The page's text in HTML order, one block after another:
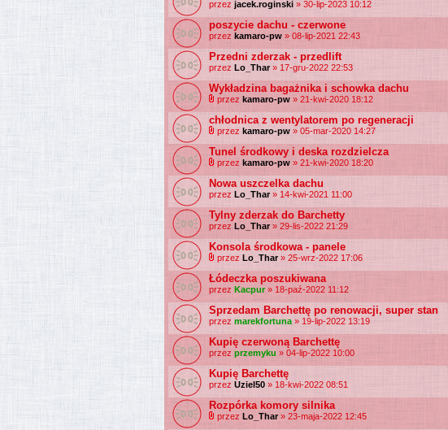
przez jacek.roginski » 30-lip-2023 10:12
poszycie dachu - czerwone
przez kamaro-pw » 08-lip-2021 22:43
Przedni zderzak - przedlift
przez Lo_Thar» 17-gru-2022 22:53
Wykładzina bagażnika i schowka dachu
przez kamaro-pw » 21-kwi-2020 18:12
chłodnica z wentylatorem po regeneracji
przez kamaro-pw » 05-mar-2020 14:27
Tunel środkowy i deska rozdzielcza
przez kamaro-pw » 21-kwi-2020 18:20
Nowa uszczelka dachu
przez Lo_Thar» 14-kwi-2021 11:00
Tylny zderzak do Barchetty
przez Lo_Thar» 29-lis-2022 21:29
Konsola środkowa - panele
przez Lo_Thar» 25-wrz-2022 17:06
Łódeczka poszukiwana
przez Kacpur» 18-paź-2022 11:12
Sprzedam Barchettę po renowacji, super stan
przez marekfortuna » 19-lip-2022 13:19
Kupię czerwoną Barchettę
przez przemyku » 04-lip-2022 10:00
Kupię Barchettę
przez Uziel50 » 18-kwi-2022 08:51
Rozpórka komory silnika
przez Lo_Thar» 23-maja-2022 12:45